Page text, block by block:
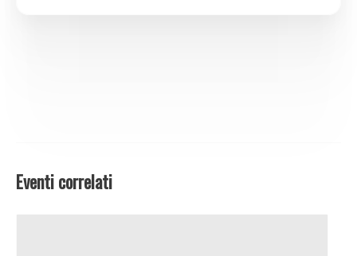
Eventi correlati